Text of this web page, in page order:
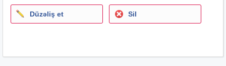
Düzəliş et Sil